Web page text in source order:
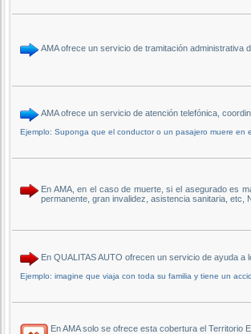
AMA ofrece un servicio de tramitación
AMA ofrece un servicio de atención telefónica,
Ejemplo: Suponga que el conductor o un pasajero muere en
En AMA, en el caso de muerte, si el asegurado es
permanente, gran invalidez, asistencia sanitaria, etc,
En QUALITAS AUTO ofrecen un servicio de ayuda a
Ejemplo: imagine que viaja con toda su familia y tiene un
En AMA solo se ofrece esta cobertura el Territorio